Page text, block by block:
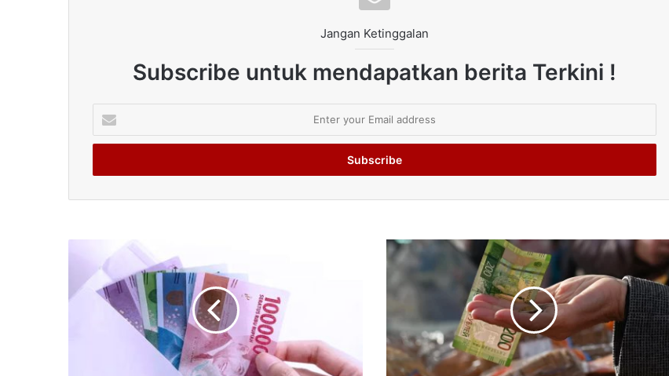
Jangan Ketinggalan
Subscribe untuk mendapatkan berita Terkini !
your
Email